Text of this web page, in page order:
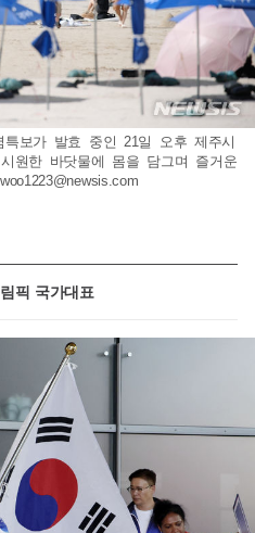
보가 발효 중인 21일 오후 제주시
원한 바닷물에 몸을 담그며 즐거운
woo1223@newsis.com
픽 국가대표